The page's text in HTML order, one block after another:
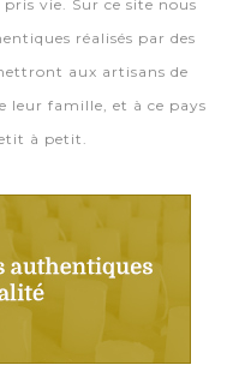
vie. Sur ce site nous
réalisés par des
aux artisans de
leur famille, et à ce pays
à petit.